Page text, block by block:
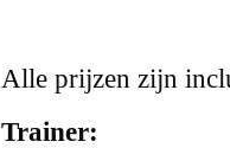
Alle prijzen zijn
Trainer: